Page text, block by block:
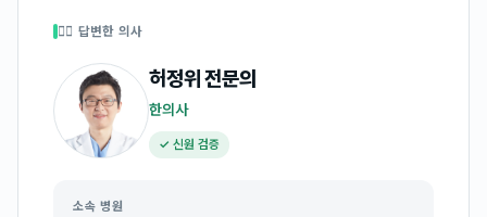
👩‍⚕️ 답변한 의사
허정위전문의
한의사
✓ 신원 검증
소속 병원